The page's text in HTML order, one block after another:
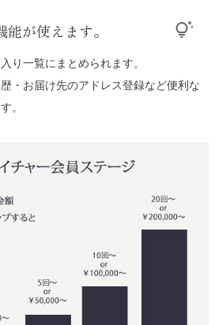
が使えます。 tips_and_updates
り一覧にまとめられます。
・お届け先のアドレス登録など便利な
。